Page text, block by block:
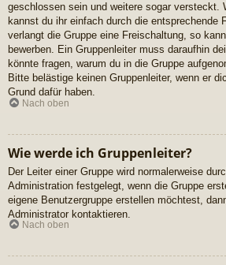
geschlossen sein und weitere sogar versteckt.
kannst du ihr einfach durch die entsprechende
verlangt die Gruppe eine Freischaltung, so
bewerben. Ein Gruppenleiter muss daraufhin
könnte fragen, warum du in die Gruppe
Bitte belästige keinen Gruppenleiter, wenn er
Grund dafür haben.
Nach oben
Wie werde ich Gruppenleiter?
Der Leiter einer Gruppe wird normalerweise
Administration festgelegt, wenn die Gruppe
eigene Benutzergruppe erstellen möchtest,
Administrator kontaktieren.
Nach oben